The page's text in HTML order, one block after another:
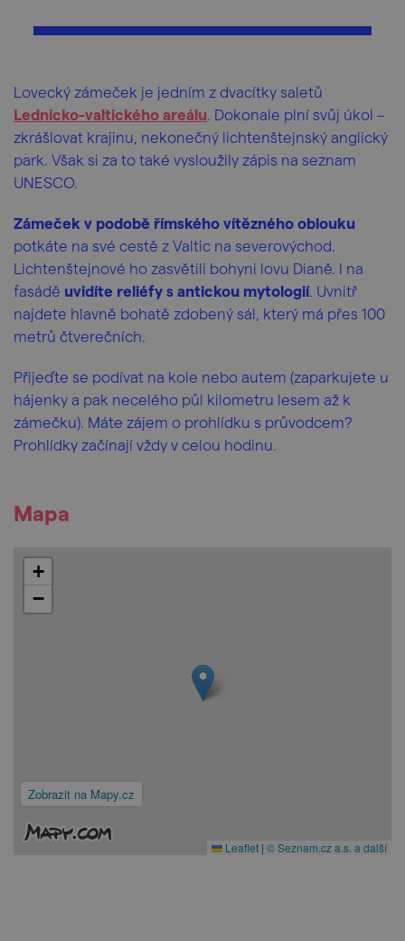
Lovecký zámeček je jedním z dvacítky saletů
Lednicko-valtického areálu. Dokonale plní svůj úkol –
zkrášlovat krajinu, nekonečný lichtenštejnský anglický
park. Však si za to také vysloužily zápis na seznam
UNESCO.
Zámeček v podobě římského vítězného oblouku
potkáte na své cestě z Valtic na severovýchod.
Lichtenštejnové ho zasvětili bohyni lovu Dianě. I na
fasádě uvidíte reliéfy s antickou mytologií. Uvnitř
najdete hlavně bohatě zdobený sál, který má přes 100
metrů čtverečních.
Přijeďte se podívat na kole nebo autem (zaparkujete u
hájenky a pak necelého půl kilometru lesem až k
zámečku). Máte zájem o prohlídku s průvodcem?
Prohlídky začínají vždy v celou hodinu.
Mapa
Zobrazit na Mapy.cz
+
−
Leaflet | © Seznam.cz a.s. a další